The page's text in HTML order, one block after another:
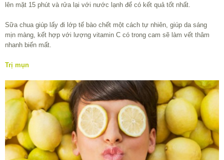
lên mặt 15 phút và rửa lại với nước lạnh để có kết quả tốt nhất.
Sữa chua giúp lấy đi lớp tế bào chết một cách tự nhiên, giúp da sáng
mịn màng, kết hợp với lượng vitamin C có trong cam sẽ làm vết thâm
nhanh biến mất.
Trị mụn